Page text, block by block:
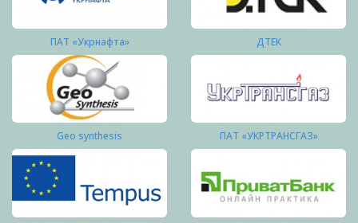
ПАТ «Укрнафта» ДТЕК
Geo synthesis ПАТ «УКРТРАНСГАЗ»